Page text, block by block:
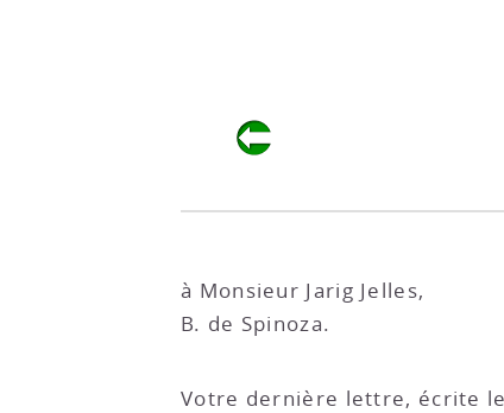
à Monsieur Jarig Jelles,
B. de Spinoza.
Votre dernière lettre, écrite le